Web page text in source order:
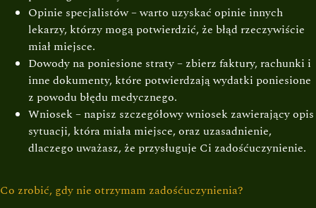
Opinie specjalistów – warto uzyskać opinie innych
lekarzy, którzy mogą potwierdzić, że błąd rzeczywiście
miał miejsce.
Dowody na poniesione straty – zbierz faktury, rachunki i
inne dokumenty, które potwierdzają wydatki poniesione
z powodu błędu medycznego.
Wniosek – napisz szczegółowy wniosek zawierający opis
sytuacji, która miała miejsce, oraz uzasadnienie,
dlaczego uważasz, że przysługuje Ci zadośćuczynienie.
Co zrobić, gdy nie otrzymam zadośćuczynienia?